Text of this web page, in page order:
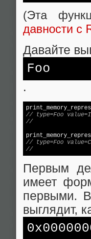
(Эта
давности с
Давайте
Foo
.
// type=Foo
//
// type=Foo
//
Первым
имеет
первыми.
выглядит,